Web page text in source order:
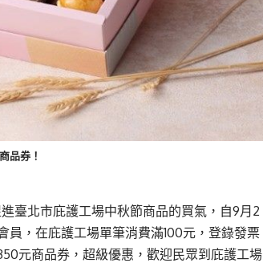
品券！
臺北市庇護工場中秋節商品的買氣，自9月2
員，在庇護工場單筆消費滿100元，登錄發票
元商品券，超級優惠，歡迎民眾到庇護工場